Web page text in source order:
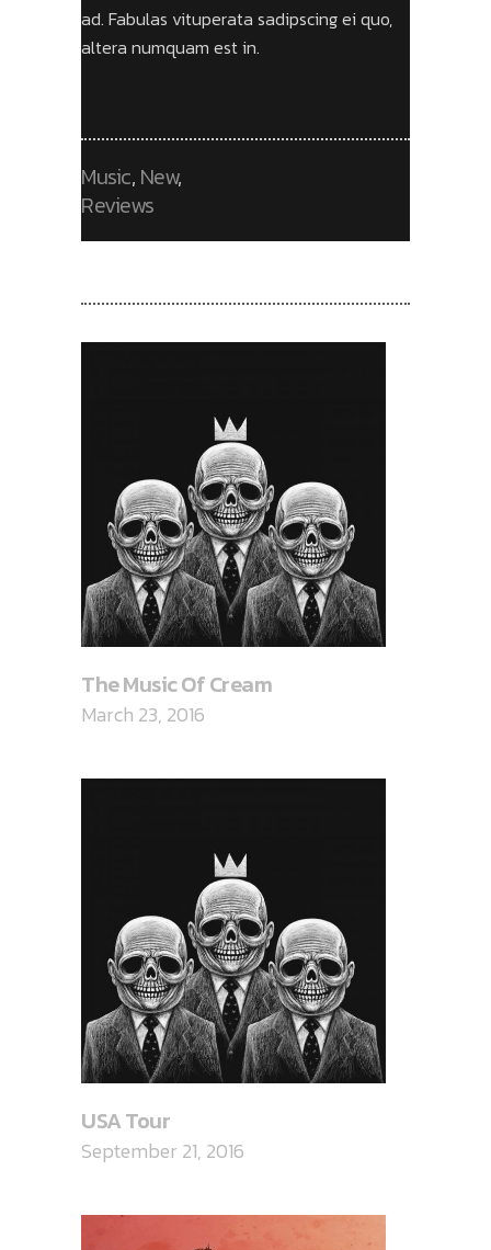
ad. Fabulas vituperata sadipscing ei quo,
altera numquam est in.
Music, New,
Reviews
The Music Of Cream
March 23, 2016
USA Tour
September 21, 2016